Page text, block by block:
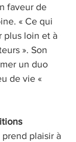
faveur de
« Ce qui
plus loin et à
». Son
un duo
de vie «
prend plaisir à